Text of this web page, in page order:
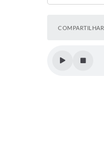
COMPARTILHAR